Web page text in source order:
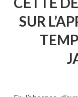
SUR